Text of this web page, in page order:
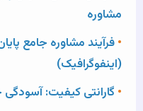
مشاوره
•فرآیند مشاوره جامع
(اینفوگرافیک)
• گارانتی کیفیت: